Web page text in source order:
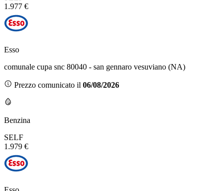
1.977 €
Esso
comunale cupa snc 80040 - san gennaro vesuviano (NA)
Prezzo comunicato il 06/08/2026
Benzina
SELF
1.979 €